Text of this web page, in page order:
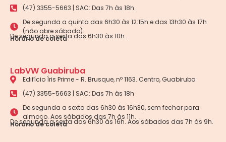
(47) 3355-5663 | SAC: Das 7h às 18h
De segunda a quinta das 6h30 às 12:15h e das 13h30 às 17h
(não abre sábado).
Horário de coleta
De segunda a sexta das 6h30 às 10h.
LabVW Guabiruba
Edifício Íris Prime - R. Brusque, nº 1163. Centro, Guabiruba
(47) 3355-5663 | SAC: Das 7h às 18h
De segunda a sexta das 6h30 às 16h30, sem fechar para
almoço. Aos sábados das 7h às 11h.
Horário de coleta
De segunda a sexta das 6h30 às 16h. Aos sábados das 7h às 9h.